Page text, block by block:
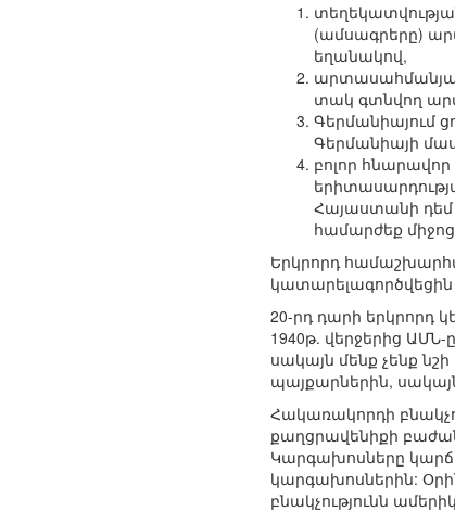
(ամսագրերը)
եղանակով,
տակ գտնվող
Գերմանիայում
Գերմանիայի
բոլոր
Հայաստանի
համարժեք
Երկրորդ
կատարելագործվեցին
20-րդ դարի երկրորդ
1940թ. վերջերից
սակայն մենք չենք
պայքարներին,
Հակառակորդի
քաղցրավենիքի
Կարգախոսները
կարգախոսներին:
բնակչությունն